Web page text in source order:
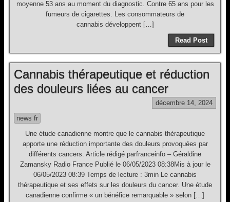
moyenne 53 ans au moment du diagnostic. Contre 65 ans pour les
fumeurs de cigarettes. Les consommateurs de
cannabis développent […]
Read Post
Cannabis thérapeutique et réduction
des douleurs liées au cancer
décembre 14, 2024
news fr
Une étude canadienne montre que le cannabis thérapeutique
apporte une réduction importante des douleurs provoquées par
différents cancers. Article rédigé parfranceinfo – Géraldine
Zamansky Radio France Publié le 06/05/2023 08:38Mis à jour le
06/05/2023 08:39 Temps de lecture : 3min Le cannabis
thérapeutique et ses effets sur les douleurs du cancer. Une étude
canadienne confirme « un bénéfice remarquable » selon […]